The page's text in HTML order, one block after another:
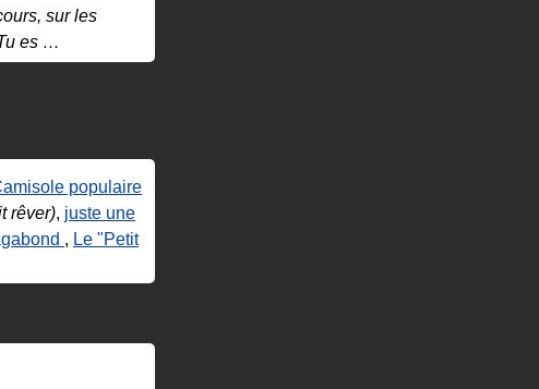
sur les
es
populaire
rêver) juste une
Le "Petit